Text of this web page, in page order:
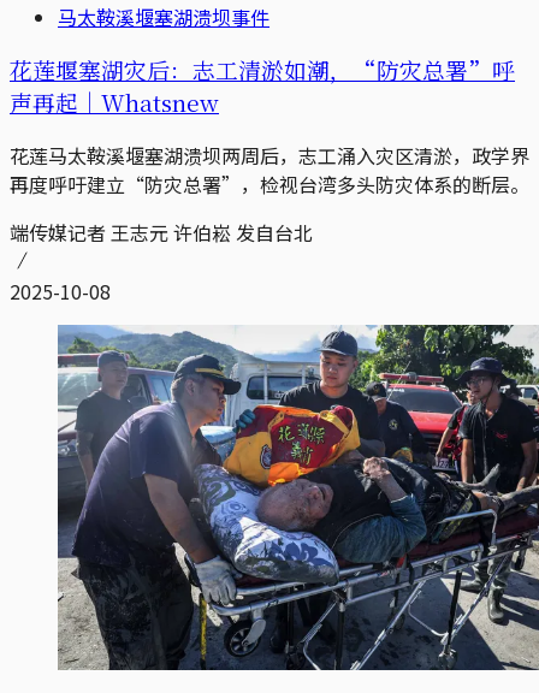
马太鞍溪堰塞湖溃坝事件
花莲堰塞湖灾后：志工清淤如潮，“防灾总署”呼
声再起｜Whatsnew
花莲马太鞍溪堰塞湖溃坝两周后，志工涌入灾区清淤，政学界
再度呼吁建立“防灾总署”，检视台湾多头防灾体系的断层。
端传媒记者 王志元 许伯崧 发自台北
2025-10-08